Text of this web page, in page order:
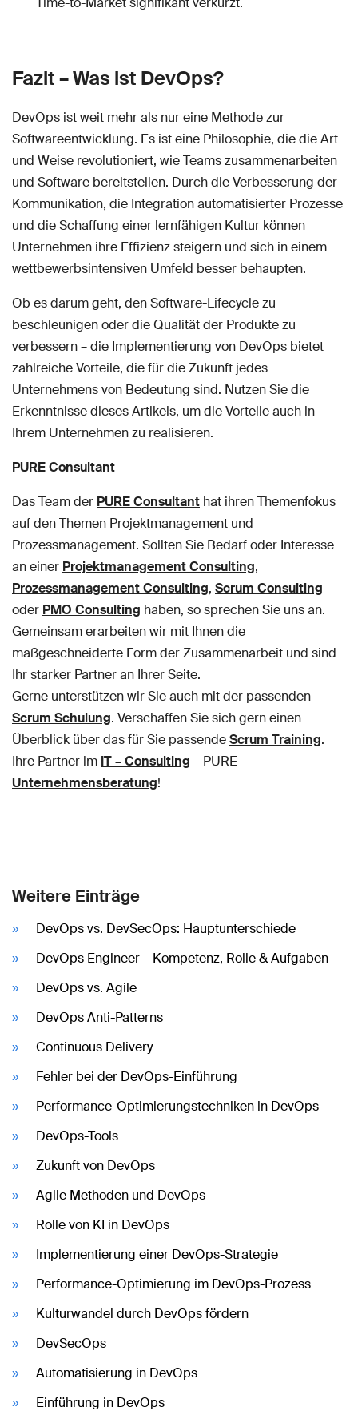
Fazit – Was ist DevOps?
DevOps ist weit mehr als nur eine Methode zur
Softwareentwicklung. Es ist eine Philosophie, die die Art
und Weise revolutioniert, wie Teams zusammenarbeiten
und Software bereitstellen. Durch die Verbesserung der
Kommunikation, die Integration automatisierter Prozesse
und die Schaffung einer lernfähigen Kultur können
Unternehmen ihre Effizienz steigern und sich in einem
wettbewerbsintensiven Umfeld besser behaupten.
Ob es darum geht, den Software-Lifecycle zu
beschleunigen oder die Qualität der Produkte zu
verbessern – die Implementierung von DevOps bietet
zahlreiche Vorteile, die für die Zukunft jedes
Unternehmens von Bedeutung sind. Nutzen Sie die
Erkenntnisse dieses Artikels, um die Vorteile auch in
Ihrem Unternehmen zu realisieren.
PURE Consultant
Das Team der PURE Consultant hat ihren Themenfokus
auf den Themen Projektmanagement und
Prozessmanagement. Sollten Sie Bedarf oder Interesse
an einer Projektmanagement Consulting,
Prozessmanagement Consulting, Scrum Consulting
oder PMO Consulting haben, so sprechen Sie uns an.
Gemeinsam erarbeiten wir mit Ihnen die
maßgeschneiderte Form der Zusammenarbeit und sind
Ihr starker Partner an Ihrer Seite.
Gerne unterstützen wir Sie auch mit der passenden
Scrum Schulung. Verschaffen Sie sich gern einen
Überblick über das für Sie passendeScrum Training.
Ihre Partner im IT – Consulting – PURE
Unternehmensberatung!
Weitere Einträge
DevOps vs. DevSecOps: Hauptunterschiede
DevOps Engineer – Kompetenz, Rolle & Aufgaben
DevOps vs. Agile
DevOps Anti-Patterns
Continuous Delivery
Fehler bei der DevOps-Einführung
Performance-Optimierungstechniken in DevOps
DevOps-Tools
Zukunft von DevOps
Agile Methoden und DevOps
Rolle von KI in DevOps
Implementierung einer DevOps-Strategie
Performance-Optimierung im DevOps-Prozess
Kulturwandel durch DevOps fördern
DevSecOps
Automatisierung in DevOps
Einführung in DevOps